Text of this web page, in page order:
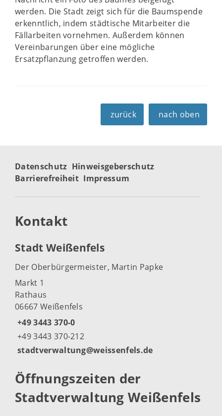
werden. Die Stadt zeigt sich für die Baumspende
erkenntlich, indem städtische Mitarbeiter die
Fällarbeiten vornehmen. Außerdem können
Vereinbarungen über eine mögliche
Ersatzpflanzung getroffen werden.
zurück nach oben
Datenschutz Hinweisgeberschutz
Barrierefreiheit Impressum
Kontakt
Stadt Weißenfels
Der Oberbürgermeister, Martin Papke
Markt 1
Rathaus
06667 Weißenfels
+49 3443 370-0
+49 3443 370-212
stadtverwaltung@weissenfels.de
Öffnungszeiten der
Stadtverwaltung Weißenfels